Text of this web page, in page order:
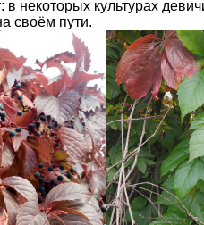
культурах
своём пути.